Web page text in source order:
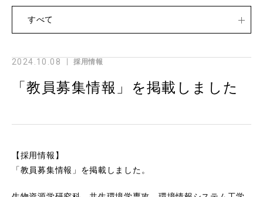
2024.10.08 採用情報
「教員募集情報」を掲載しました
【採用情報】
「教員募集情報 」を掲載しました。
すべて